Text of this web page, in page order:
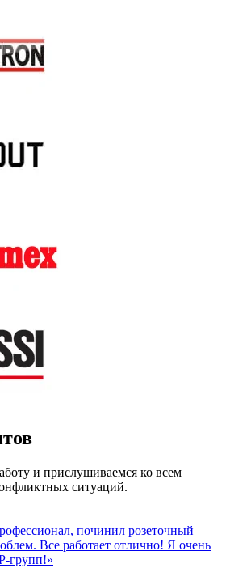
и прислушиваемся ко всем
ситуаций.
починил розеточный
Все работает отлично! Я очень
групп!»